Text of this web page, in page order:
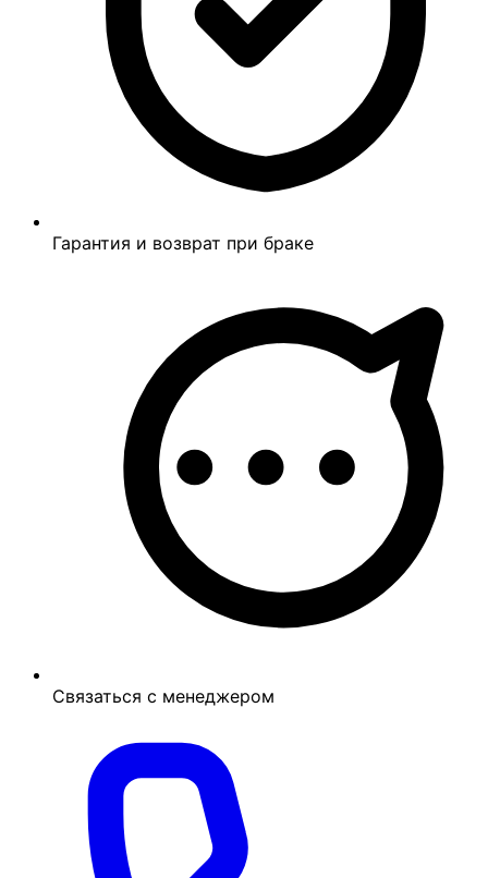
Гарантия и возврат при браке
Связаться с менеджером